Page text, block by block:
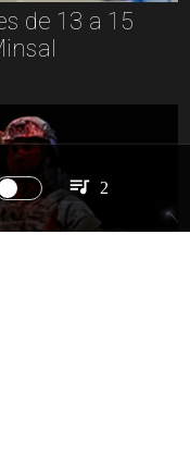
de 13 a 15
2